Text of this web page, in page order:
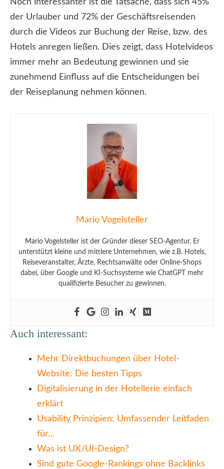
Noch interessanter ist die Tatsache, dass sich 45%
der Urlauber und 72% der Geschäftsreisenden
durch die Videos zur Buchung der Reise, bzw. des
Hotels anregen ließen. Dies zeigt, dass Hotelvideos
immer mehr an Bedeutung gewinnen und sie
zunehmend Einfluss auf die Entscheidungen bei
der Reiseplanung nehmen können.
Mario Vogelsteller
Mario Vogelsteller ist der Gründer dieser SEO-Agentur. Er
unterstützt kleine und mittlere Unternehmen, wie z.B. Hotels,
Reiseveranstalter, Ärzte, Rechtsanwälte oder Online-Shops
dabei, über Google und KI-Suchsysteme wie ChatGPT mehr
qualifizierte Besucher zu gewinnen.
Auch interessant:
Mehr Direktbuchungen über Hotel-
Website: Die besten Tipps
Digitalisierung in der Hotellerie einfach
erklärt
Usability Prinzipien: Umfassender Leitfaden
für…
Was ist UX/UI-Design?
Sind gute Google-Rankings ohne Backlinks